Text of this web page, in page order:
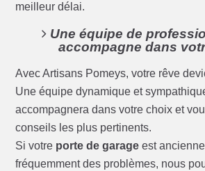
meilleur délai.
Une équipe de
accompagne dans
Avec Artisans Pomeys, votre rêve
Une équipe dynamique et
accompagnera dans votre choix et
conseils les plus pertinents.
Si votre porte de garage est
fréquemment des problèmes, nous